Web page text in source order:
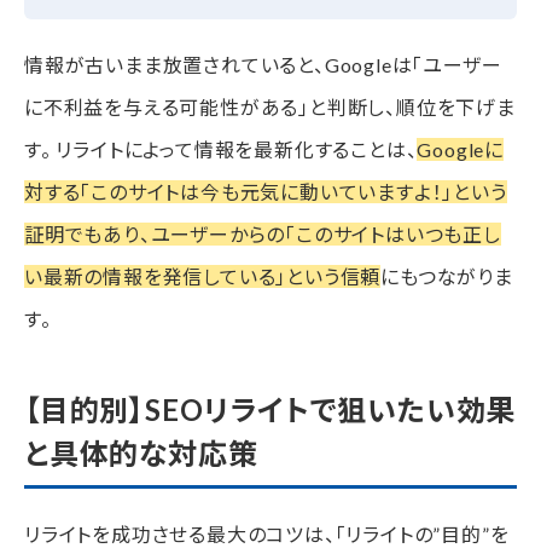
情報が古いまま放置されていると、Googleは「ユーザー
に不利益を与える可能性がある」と判断し、順位を下げま
す。 リライトによって情報を最新化することは、Googleに
対する「このサイトは今も元気に動いていますよ！」という
証明でもあり、ユーザーからの「このサイトはいつも正し
い最新の情報を発信している」という信頼にもつながりま
す。
【目的別】SEOリライトで狙いたい効果
と具体的な対応策
リライトを成功させる最大のコツは、「リライトの”目的”を